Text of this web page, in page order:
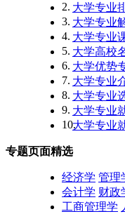
2. 大学专业
3. 大学专业
4. 大学专业
5. 大学高校
6. 大学优势
7. 大学专业
8. 大学专业
9. 大学专业
10.大学专业
专题页面精选
经济学 管理
会计学 财政
工商管理学